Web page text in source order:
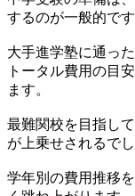
するのが一般的です
大手進学塾に通っ
トータル費用の目安
ます。
最難関校を目指し
が上乗せされるでし
学年別の費用推移